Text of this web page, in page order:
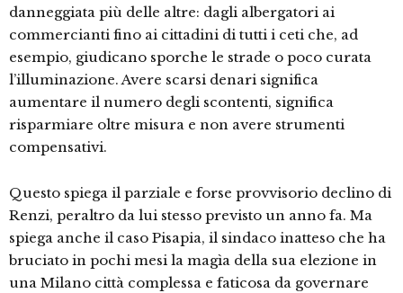
danneggiata più delle altre: dagli albergatori ai
commercianti fino ai cittadini di tutti i ceti che, ad
esempio, giudicano sporche le strade o poco curata
l’illuminazione. Avere scarsi denari significa
aumentare il numero degli scontenti, significa
risparmiare oltre misura e non avere strumenti
compensativi.
Questo spiega il parziale e forse provvisorio declino di
Renzi, peraltro da lui stesso previsto un anno fa. Ma
spiega anche il caso Pisapia, il sindaco inatteso che ha
bruciato in pochi mesi la magìa della sua elezione in
una Milano città complessa e faticosa da governare